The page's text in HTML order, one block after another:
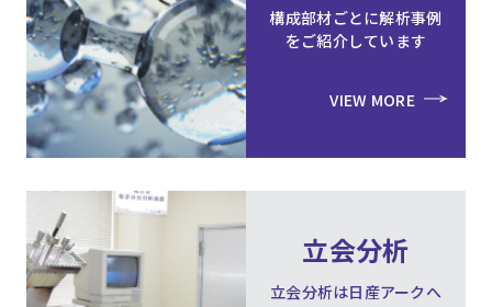
構成部材ごとに解析事例
をご紹介しています
VIEW MORE
立会分析
立会分析は日産アークへ